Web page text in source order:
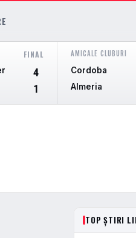
FINAL
4
1
AMICALE CLUBURI
Cordoba
Almeria
TOP ȘTIRI